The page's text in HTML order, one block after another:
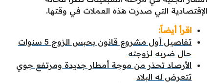
الإقتصادية التي صدرت هذه العملات في وقتها.
اقرأ أيضاً:
تفاصيل أول مشروع قانون بحبس الزوج 5 سنوات
حال ضربه لزوجته
الأرصاد تحذر من موجة أمطار جديدة ومرتفع جوي
تتعرض له البلاد